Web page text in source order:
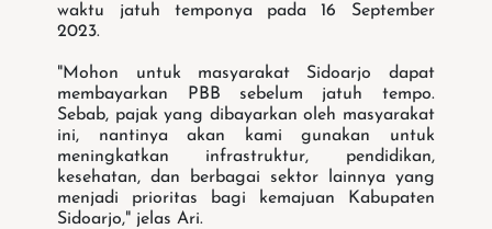
waktu jatuh temponya pada 16 September
2023.
"Mohon untuk masyarakat Sidoarjo dapat
membayarkan PBB sebelum jatuh tempo.
Sebab, pajak yang dibayarkan oleh masyarakat
ini, nantinya akan kami gunakan untuk
meningkatkan infrastruktur, pendidikan,
kesehatan, dan berbagai sektor lainnya yang
menjadi prioritas bagi kemajuan Kabupaten
Sidoarjo," jelas Ari.